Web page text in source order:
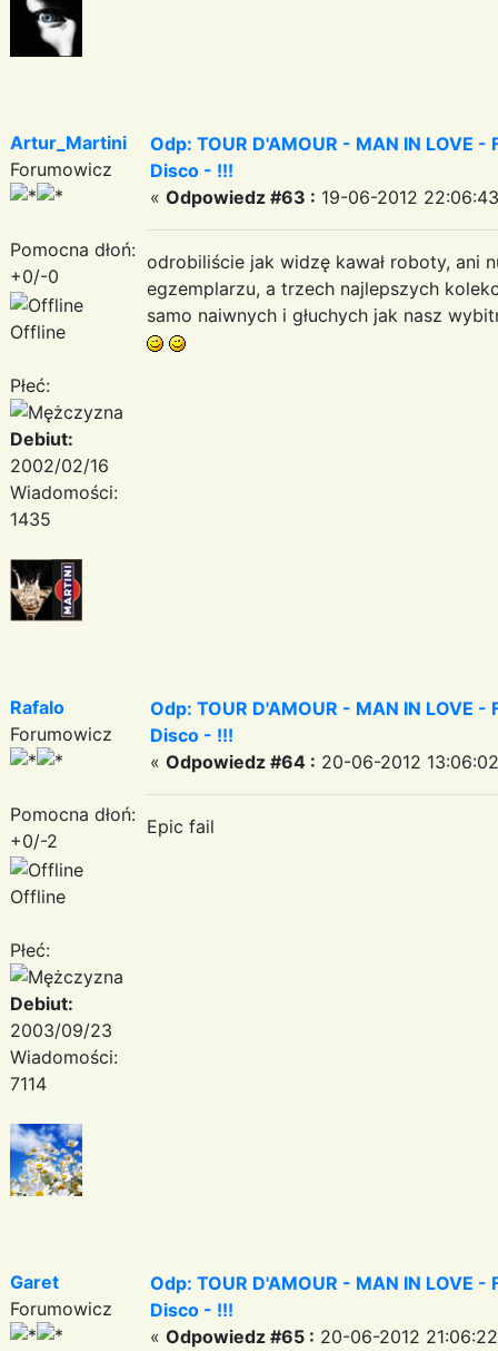
Artur_Martini
Forumowicz
Pomocna dłoń:
+0/-0
Offline
Płeć:
Debiut:
2002/02/16
Wiadomości:
1435
Odp: TOUR D'AMOUR - MAN IN LOVE
Disco - !!!
« Odpowiedz #63 : 19-06-2012
odrobiliście jak widzę kawał roboty, ani
egzemplarzu, a trzech najlepszych
samo naiwnych i głuchych jak nasz
Rafalo
Forumowicz
Pomocna dłoń:
+0/-2
Offline
Płeć:
Debiut:
2003/09/23
Wiadomości:
7114
Odp: TOUR D'AMOUR - MAN IN LOVE
Disco - !!!
« Odpowiedz #64 : 20-06-2012
Epic fail
Garet
Forumowicz
Odp: TOUR D'AMOUR - MAN IN LOVE
Disco - !!!
« Odpowiedz #65 : 20-06-2012